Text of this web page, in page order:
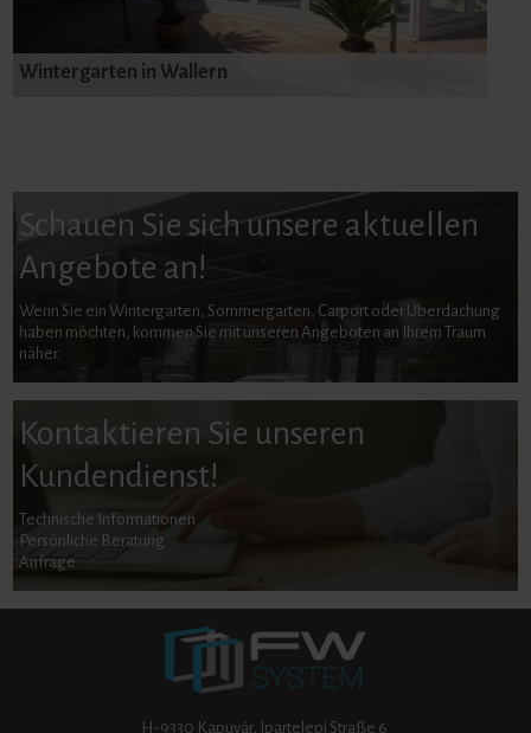
Wintergarten in Wallern
Schauen Sie sich unsere aktuellen
Angebote an!
Wenn Sie ein Wintergarten, Sommergarten, Carport oder Überdachung
haben möchten, kommen Sie mit unseren Angeboten an Ihrem Traum
näher.
Kontaktieren Sie unseren
Kundendienst!
Technische Informationen
Persönliche Beratung
Anfrage
H-9330 Kapuvár, Ipartelepi Straße 6.